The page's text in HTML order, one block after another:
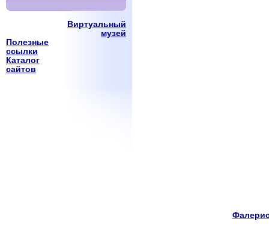
Виртуальный
музей
Полезные
ссылки
Каталог
сайтов